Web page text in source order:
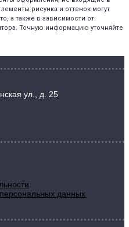
рисунка и оттенок могут
а также в зависимости от
Точную информацию уточняйте
ул., д. 25
данных